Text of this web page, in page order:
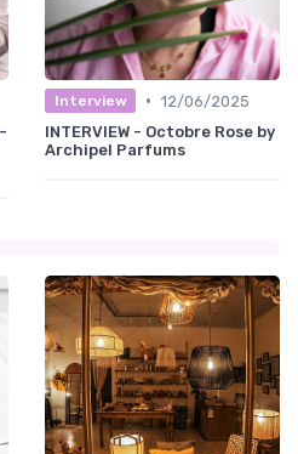
Interview • 12/06/2025
INTERVIEW - Octobre Rose by
Archipel Parfums